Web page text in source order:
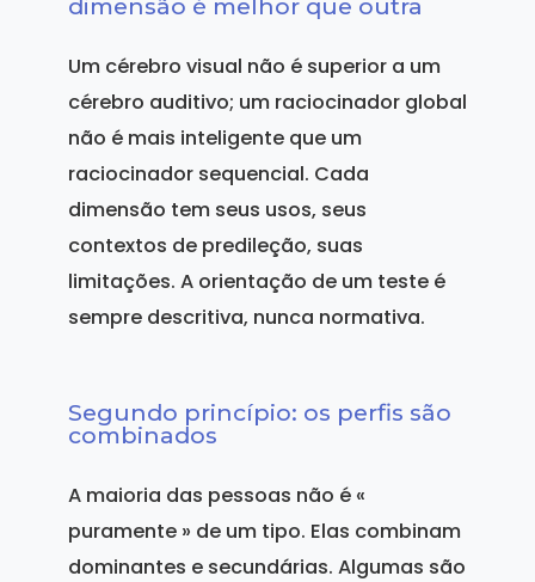
dimensão é melhor que outra
Um cérebro visual não é superior a um
cérebro auditivo; um raciocinador global
não é mais inteligente que um
raciocinador sequencial. Cada
dimensão tem seus usos, seus
contextos de predileção, suas
limitações. A orientação de um teste é
sempre descritiva, nunca normativa.
Segundo princípio: os perfis são
combinados
A maioria das pessoas não é «
puramente » de um tipo. Elas combinam
dominantes e secundárias. Algumas são